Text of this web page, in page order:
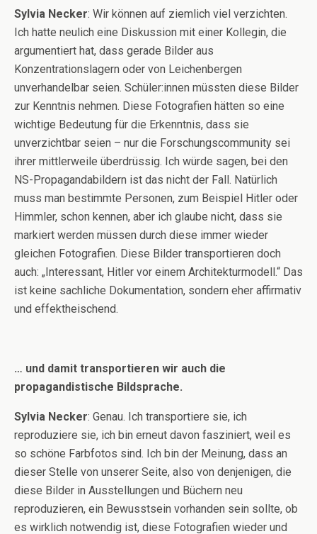
Sylvia Necker: Wir können auf ziemlich viel verzichten.
Ich hatte neulich eine Diskussion mit einer Kollegin, die
argumentiert hat, dass gerade Bilder aus
Konzentrationslagern oder von Leichenbergen
unverhandelbar seien. Schüler:innen müssten diese Bilder
zur Kenntnis nehmen. Diese Fotografien hätten so eine
wichtige Bedeutung für die Erkenntnis, dass sie
unverzichtbar seien – nur die Forschungscommunity sei
ihrer mittlerweile überdrüssig. Ich würde sagen, bei den
NS-Propagandabildern ist das nicht der Fall. Natürlich
muss man bestimmte Personen, zum Beispiel Hitler oder
Himmler, schon kennen, aber ich glaube nicht, dass sie
markiert werden müssen durch diese immer wieder
gleichen Fotografien. Diese Bilder transportieren doch
auch: „Interessant, Hitler vor einem Architekturmodell.“ Das
ist keine sachliche Dokumentation, sondern eher affirmativ
und effektheischend.
… und damit transportieren wir auch die
propagandistische Bildsprache.
Sylvia Necker: Genau. Ich transportiere sie, ich
reproduziere sie, ich bin erneut davon fasziniert, weil es
so schöne Farbfotos sind. Ich bin der Meinung, dass an
dieser Stelle von unserer Seite, also von denjenigen, die
diese Bilder in Ausstellungen und Büchern neu
reproduzieren, ein Bewusstsein vorhanden sein sollte, ob
es wirklich notwendig ist, diese Fotografien wieder und